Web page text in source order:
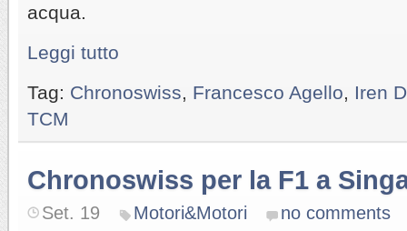
acqua.
Leggi tutto
Tag: Chronoswiss Francesco Agello
Iren
TCM
Chronoswiss per la F1 a
Set. 19 Motori&Motori no comments